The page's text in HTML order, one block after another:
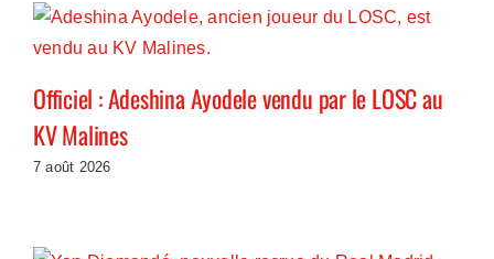
Officiel : Adeshina Ayodele vendu par le LOSC au
KV Malines
7 août 2026